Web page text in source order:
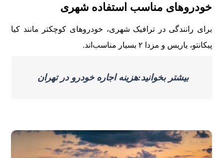
خودروهای مناسب استفاده شهری
برای رانندگی در ترافیک شهری، خودروهای کوچکتر مانند کیا
پیکانتو، یاریس و مزدا ۲ بسیار مناسب‌اند.
بیشتر بخوانید:هزینه اجاره خودرو در تهران